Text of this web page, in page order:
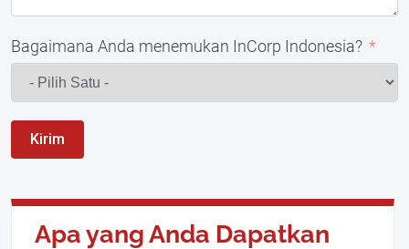
Bagaimana Anda menemukan InCorp Indonesia?
Kirim
Apa yang Anda Dapatkan